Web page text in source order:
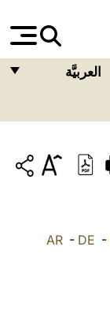
العربيَّة
ITALIANO
AR- DE -